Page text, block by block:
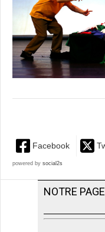
Facebook
powered by social2s
NOTRE